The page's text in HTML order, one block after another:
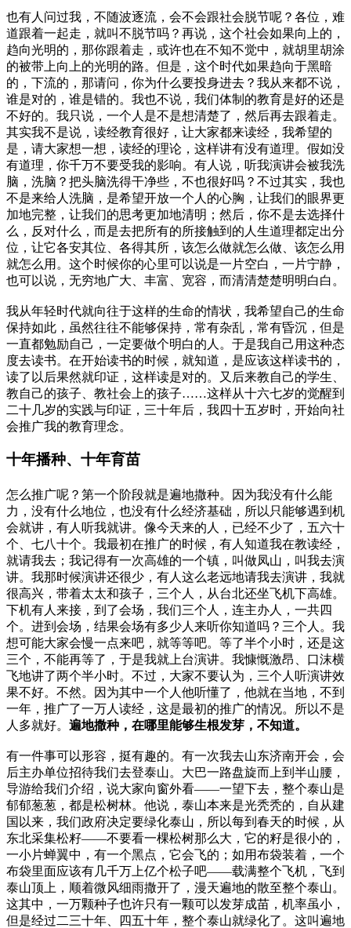
也有人问过我，不随波逐流，会不会跟社会脱节呢？各位，难
道跟着一起走，就叫不脱节吗？再说，这个社会如果向上的，
趋向光明的，那你跟着走，或许也在不知不觉中，就胡里胡涂
的被带上向上的光明的路。但是，这个时代如果趋向于黑暗
的，下流的，那请问，你为什么要投身进去？我从来都不说，
谁是对的，谁是错的。我也不说，我们体制的教育是好的还是
不好的。我只说，一个人是不是想清楚了，然后再去跟着走。
其实我不是说，读经教育很好，让大家都来读经，我希望的
是，请大家想一想，读经的理论，这样讲有没有道理。假如没
有道理，你千万不要受我的影响。有人说，听我演讲会被我洗
脑，洗脑？把头脑洗得干净些，不也很好吗？不过其实，我也
不是来给人洗脑，是希望开放一个人的心胸，让我们的眼界更
加地完整，让我们的思考更加地清明；然后，你不是去选择什
么，反对什么，而是去把所有的所接触到的人生道理都定出分
位，让它各安其位、各得其所，该怎么做就怎么做、该怎么用
就怎么用。这个时候你的心里可以说是一片空白，一片宁静，
也可以说，无穷地广大、丰富、宽容，而清清楚楚明明白白。
我从年轻时代就向往于这样的生命的情状，我希望自己的生命
保持如此，虽然往往不能够保持，常有杂乱，常有昏沉，但是
一直都勉励自己，一定要做个明白的人。于是我自己用这种态
度去读书。在开始读书的时候，就知道，是应该这样读书的，
读了以后果然就印证，这样读是对的。又后来教自己的学生、
教自己的孩子、教社会上的孩子……这样从十六七岁的觉醒到
二十几岁的实践与印证，三十年后，我四十五岁时，开始向社
会推广我的教育理念。
十年播种、十年育苗
怎么推广呢？第一个阶段就是遍地撒种。因为我没有什么能
力，没有什么地位，也没有什么经济基础，所以只能够遇到机
会就讲，有人听我就讲。像今天来的人，已经不少了，五六十
个、七八十个。我最初在推广的时候，有人知道我在教读经，
就请我去；我记得有一次高雄的一个镇，叫做凤山，叫我去演
讲。我那时候演讲还很少，有人这么老远地请我去演讲，我就
很高兴，带着太太和孩子，三个人，从台北还坐飞机下高雄。
下机有人来接，到了会场，我们三个人，连主办人，一共四
个。进到会场，结果会场有多少人来听你知道吗？三个人。我
想可能大家会慢一点来吧，就等等吧。等了半个小时，还是这
三个，不能再等了，于是我就上台演讲。我慷慨激昂、口沫横
飞地讲了两个半小时。不过，大家不要认为，三个人听演讲效
果不好。不然。因为其中一个人他听懂了，他就在当地，不到
一年，推广了一万人读经，这是最初的推广的情况。所以不是
人多就好。 遍地撒种，在哪里能够生根发芽，不知道。
有一件事可以形容，挺有趣的。有一次我去山东济南开会，会
后主办单位招待我们去登泰山。大巴一路盘旋而上到半山腰，
导游给我们介绍，说大家向窗外看——一望下去，整个泰山是
郁郁葱葱，都是松树林。他说，泰山本来是光秃秃的，自从建
国以来，我们政府决定要绿化泰山，所以每到春天的时候，从
东北采集松籽——不要看一棵松树那么大，它的籽是很小的，
一小片蝉翼中，有一个黑点，它会飞的；如用布袋装着，一个
布袋里面应该有几千万上亿个松子吧——载满整个飞机，飞到
泰山顶上，顺着微风细雨撒开了，漫天遍地的散至整个泰山。
这其中，一万颗种子也许只有一颗可以发芽成苗，机率虽小，
但是经过二三十年、四五十年，整个泰山就绿化了。这叫遍地